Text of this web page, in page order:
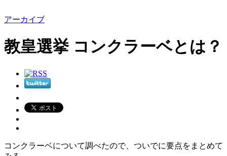
アーカイブ
教皇選挙 コンクラーベとは？
コンクラーベについて調べたので、ついでに要点をまとめて